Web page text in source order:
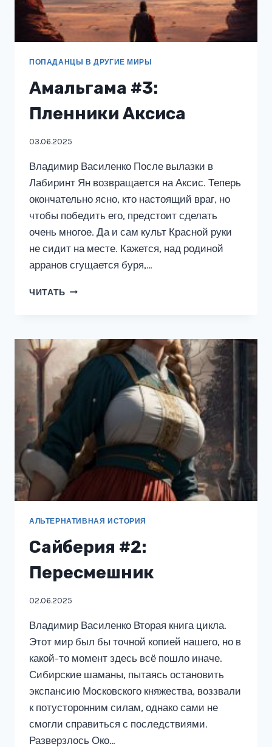
ПОПАДАНЦЫ В ДРУГИЕ МИРЫ
Амальгама #3:
Пленники Аксиса
03.06.2025
Владимир Василенко После вылазки в
Лабиринт Ян возвращается на Аксис. Теперь
окончательно ясно, кто настоящий враг, но
чтобы победить его, предстоит сделать
очень многое. Да и сам культ Красной руки
не сидит на месте. Кажется, над родиной
арранов сгущается буря,…
ЧИТАТЬ АМАЛЬГАМА
АЛЬТЕРНАТИВНАЯ ИСТОРИЯ
Сайберия #2:
Пересмешник
02.06.2025
Владимир Василенко Вторая книга цикла.
Этот мир был бы точной копией нашего, но в
какой-то момент здесь всё пошло иначе.
Сибирские шаманы, пытаясь остановить
экспансию Московского княжества, воззвали
к потусторонним силам, однако сами не
смогли справиться с последствиями.
Разверзлось Око…